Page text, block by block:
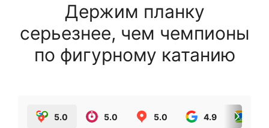
Держим планку
серьезнее, чем чемпионы
по фигурному катанию
5.0 5.0 5.0 4.9